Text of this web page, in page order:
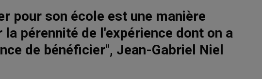
pour son école est une manière
la pérennité de l'expérience dont on a
de bénéficier", Jean-Gabriel Niel